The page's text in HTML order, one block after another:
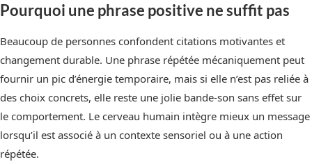
Pourquoi une phrase positive ne suffit pas
Beaucoup de personnes confondent citations motivantes et
changement durable. Une phrase répétée mécaniquement peut
fournir un pic d’énergie temporaire, mais si elle n’est pas reliée à
des choix concrets, elle reste une jolie bande-son sans effet sur
le comportement. Le cerveau humain intègre mieux un message
lorsqu’il est associé à un contexte sensoriel ou à une action
répétée.